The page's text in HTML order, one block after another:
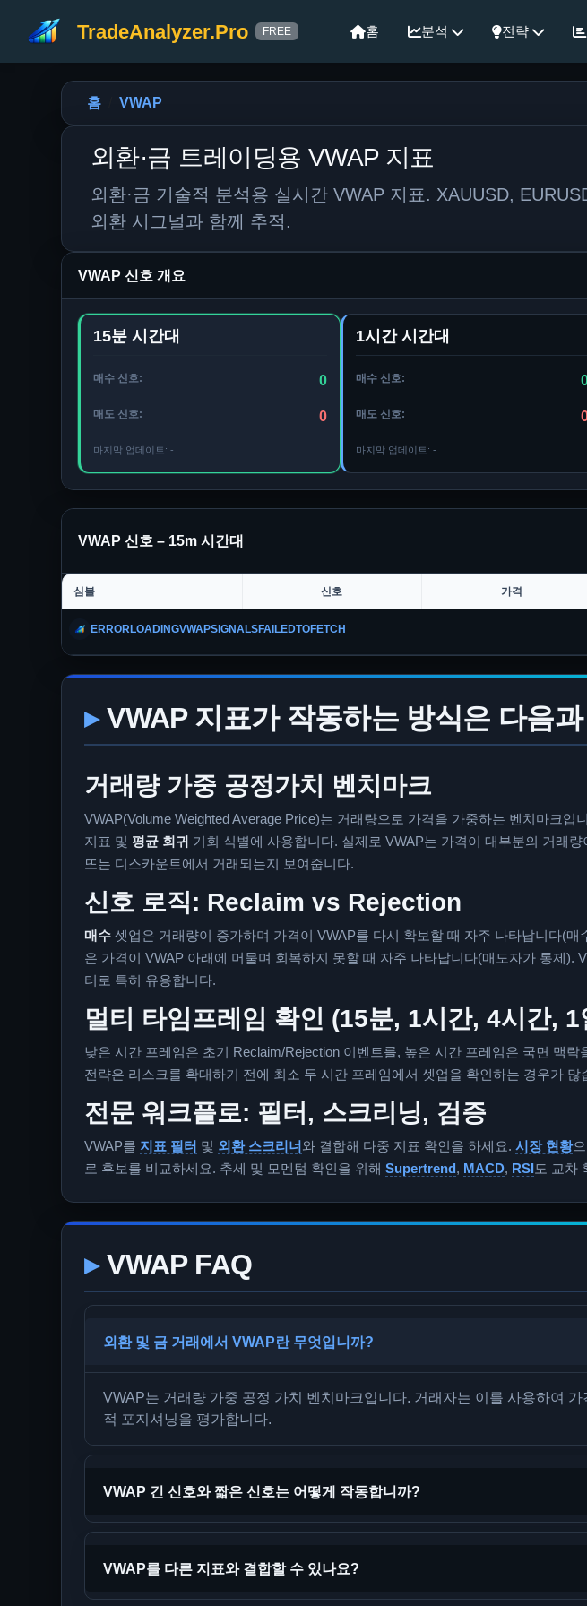
TradeAnalyzer.Pro FREE 홈 분석 전략
홈 VWAP
외환·금 트레이딩용 VWAP 지표
외환·금 기술적 분석용 실시간 VWAP 지표. XAUUSD,
외환 시그널과 함께 추적.
VWAP 신호 개요
15분 시간대
매수 신호: 0
매도 신호: 0
마지막 업데이트: -
1시간 시간대
매수 신호:
매도 신호:
마지막 업데이트: -
VWAP 신호 – 15m 시간대
심볼 신호 가격
ERRORLOADINGVWAPSIGNALSFAILEDTOFETCH
VWAP 지표가 작동하는 방식은 다음
거래량 가중 공정가치 벤치마크
VWAP(Volume Weighted Average Price)는 거래량으로 가격을 가중하는 벤치마크입
지표 및 평균 회귀 기회 식별에 사용합니다. 실제로 VWAP는 가격이 대부분의 거래
또는 디스카운트에서 거래되는지 보여줍니다.
신호 로직: Reclaim vs Rejection
매수 셋업은 거래량이 증가하며 가격이 VWAP를 다시 확보할 때 자주 나타납니다(매
은 가격이 VWAP 아래에 머물며 회복하지 못할 때 자주 나타납니다(매도자가 통제).
터로 특히 유용합니다.
멀티 타임프레임 확인 (15분, 1시간, 4시간, 1
낮은 시간 프레임은 초기 Reclaim/Rejection 이벤트를, 높은 시간 프레임은 국면 맥락
전략은 리스크를 확대하기 전에 최소 두 시간 프레임에서 셋업을 확인하는 경우가 많
전문 워크플로: 필터, 스크리닝, 검증
VWAP를 지표 필터 및 외환 스크리너와 결합해 다중 지표 확인을 하세요. 시장 현황
로 후보를 비교하세요. 추세 및 모멘텀 확인을 위해 Supertrend, MACD, RSI도 교차
VWAP FAQ
외환 및 금 거래에서 VWAP란 무엇입니까?
VWAP는 거래량 가중 공정 가치 벤치마크입니다. 거래자는 이를 사용하여
적 포지셔닝을 평가합니다.
VWAP 긴 신호와 짧은 신호는 어떻게 작동합니까?
VWAP를 다른 지표와 결합할 수 있나요?